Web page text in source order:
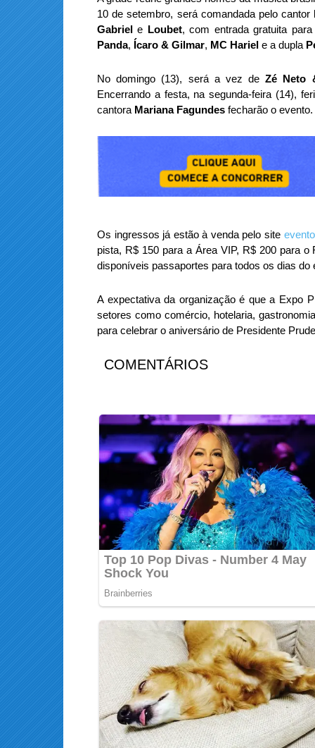
10 de setembro, será comandada pelo cantor
Gabriel e Loubet, com entrada gratuita
Panda, Ícaro & Gilmar, MC Hariel e a dupla
No domingo (13), será a vez deZé Neto
Encerrando a festa, na segunda-feira (14),
cantora Mariana Fagundes fecharão o evento.
Os ingressos já estão à venda pelo site
pista, R$ 150 para a Área VIP, R$ 200 para
disponíveis passaportes para todos os dias
A expectativa da organização é que a Expo
setores como comércio, hotelaria,
para celebrar o aniversário de Presidente
COMENTÁRIOS